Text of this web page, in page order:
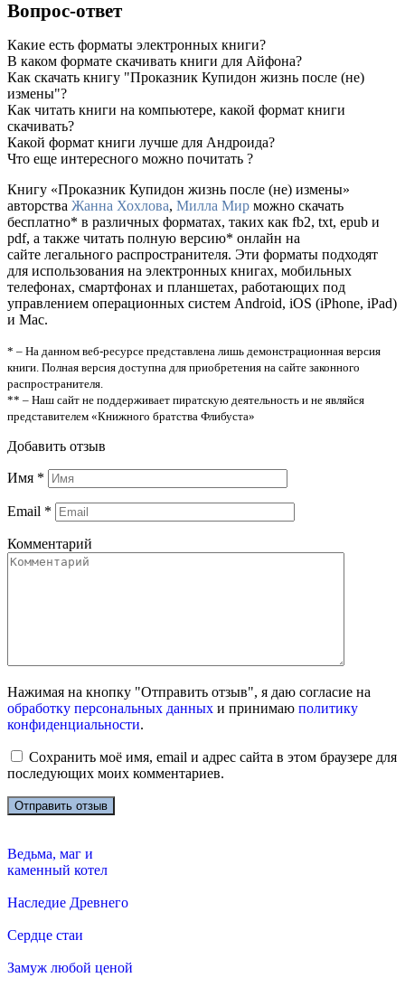
Вопрос-ответ
Какие есть форматы электронных книги?
В каком формате скачивать книги для Айфона?
Как скачать книгу "Проказник Купидон жизнь после (не)
измены"?
Как читать книги на компьютере, какой формат книги
скачивать?
Какой формат книги лучше для Андроида?
Что еще интересного можно почитать ?
Книгу «Проказник Купидон жизнь после (не) измены»
авторства Жанна Хохлова, Милла Мир можно скачать
бесплатно* в различных форматах, таких как fb2, txt, epub и
pdf, а также читать полную версию* онлайн на
сайте легального распространителя. Эти форматы подходят
для использования на электронных книгах, мобильных
телефонах, смартфонах и планшетах, работающих под
управлением операционных систем Android, iOS (iPhone, iPad)
и Mac.
* – На данном веб-ресурсе представлена лишь демонстрационная версия
книги. Полная версия доступна для приобретения на сайте законного
распространителя.
** – Наш сайт не поддерживает пиратскую деятельность и не являйся
представителем «Книжного братства Флибуста»
Добавить отзыв
Имя *
Email *
Комментарий
Нажимая на кнопку "Отправить отзыв", я даю согласие на
обработку персональных данных и принимаю политику
конфиденциальности.
Сохранить моё имя, email и адрес сайта в этом браузере для
последующих моих комментариев.
Ведьма, маг и
каменный котел
Наследие Древнего
Сердце стаи
Замуж любой ценой